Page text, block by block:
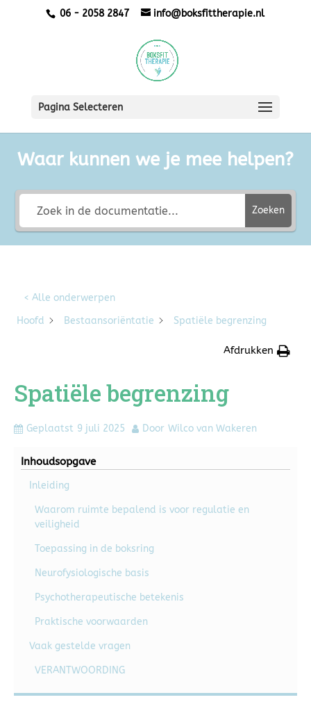
06 - 2058 2847 info@boksfittherapie.nl
Pagina Selecteren
Waar kunnen we je mee helpen?
Zoeken
< Alle onderwerpen
Hoofd
Bestaansoriëntatie Spatiële begrenzing
Afdrukken
Spatiële begrenzing
Geplaatst 9 juli 2025 Door Wilco van Wakeren
Inhoudsopgave
Inleiding
Waarom ruimte bepalend is voor regulatie en
veiligheid
Toepassing in de boksring
Neurofysiologische basis
Psychotherapeutische betekenis
Praktische voorwaarden
Vaak gestelde vragen
VERANTWOORDING